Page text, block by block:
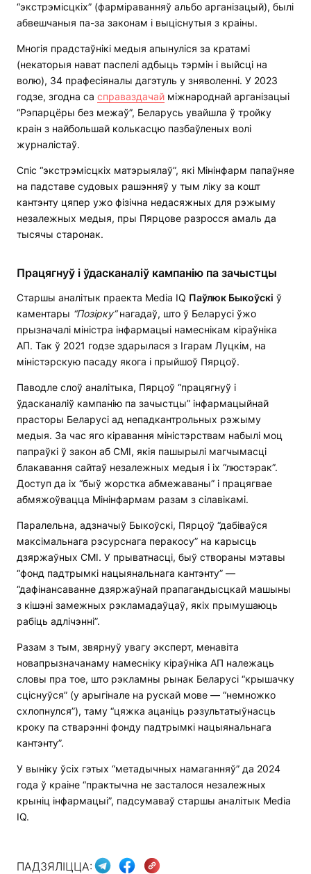
“экстрэмісцкіх” (фарміраванняў альбо арганізацый), былі
абвешчаныя па-за законам і выціснутыя з краіны.
Многія прадстаўнікі медыя апынуліся за кратамі
(некаторыя нават паспелі адбыць тэрмін і выйсці на
волю), 34 прафесіяналы дагэтуль у зняволенні. У 2023
годзе, згодна са справаздачай міжнароднай арганізацыі
“Рэпарцёры без межаў”, Беларусь увайшла ў тройку
краін з найбольшай колькасцю пазбаўленых волі
журналістаў.
Спіс “экстрэмісцкіх матэрыялаў”, які Мінінфарм папаўняе
на падставе судовых рашэнняў у тым ліку за кошт
кантэнту цяпер ужо фізічна недасяжных для рэжыму
незалежных медыя, пры Пярцове разросся амаль да
тысячы старонак.
Працягнуў і ўдасканаліў кампанію па зачыстцы
Cтаршы аналітык праекта Media IQ Паўлюк Быкоўскі ў
каментары “Позірку”нагадаў, што ў Беларусі ўжо
прызначалі міністра інфармацыі намеснікам кіраўніка
АП. Так ў 2021 годзе здарылася з Ігарам Луцкім, на
міністэрскую пасаду якога і прыйшоў Пярцоў.
Паводле слоў аналітыка, Пярцоў “працягнуў і
ўдасканаліў кампанію па зачыстцы” інфармацыйнай
прасторы Беларусі ад непадкантрольных рэжыму
медыя. За час яго кіравання міністэрствам набылі моц
папраўкі ў закон аб СМІ, якія пашырылі магчымасці
блакавання сайтаў незалежных медыя і іх “люстэрак”.
Доступ да іх “быў жорстка абмежаваны” і працягвае
абмяжоўвацца Мінінфармам разам з сілавікамі.
Паралельна, адзначыў Быкоўскі, Пярцоў “дабіваўся
максімальнага рэсурснага перакосу” на карысць
дзяржаўных СМІ. У прыватнасці, быў створаны мэтавы
“фонд падтрымкі нацыянальнага кантэнту” —
“дафінансаванне дзяржаўнай прапагандысцкай машыны
з кішэні замежных рэкламадаўцаў, якіх прымушаюць
рабіць адлічэнні”.
Разам з тым, звярнуў увагу эксперт, менавіта
новапрызначанаму намесніку кіраўніка АП належаць
словы пра тое, што рэкламны рынак Беларусі “крышачку
сціснуўся” (у арыгінале на рускай мове — “немножко
схлопнулся”), таму “цяжка ацаніць рэзультатыўнасць
кроку па стварэнні фонду падтрымкі нацыянальнага
кантэнту”.
У выніку ўсіх гэтых “метадычных намаганняў” да 2024
года ў краіне “практычна не засталося незалежных
крыніц інфармацыі”, падсумаваў старшы аналітык Media
IQ.
ПАДЗЯЛІЦЦА: